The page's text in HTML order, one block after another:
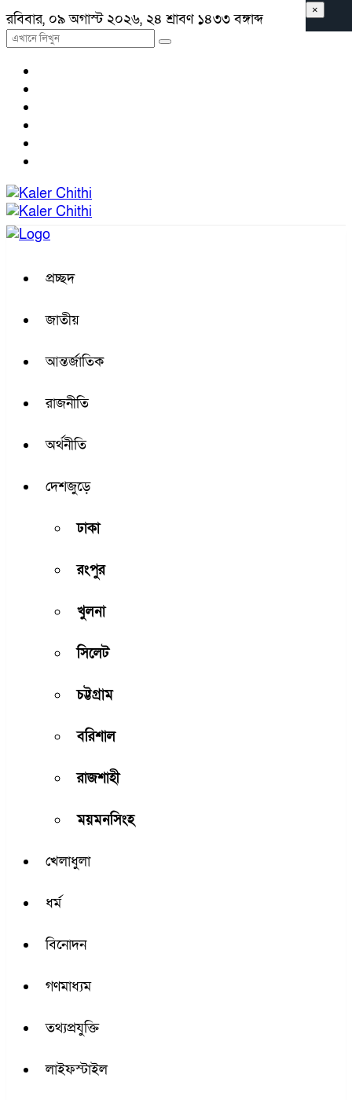
রবিবার, ০৯ অগাস্ট ২০২৬, ২৪ শ্রাবণ ১৪৩৩ বঙ্গাব্দ
প্রচ্ছদ
জাতীয়
আন্তর্জাতিক
রাজনীতি
অর্থনীতি
দেশজুড়ে
ঢাকা
রংপুর
খুলনা
সিলেট
চট্টগ্রাম
বরিশাল
রাজশাহী
ময়মনসিংহ
খেলাধুলা
ধর্ম
বিনোদন
গণমাধ্যম
তথ্যপ্রযুক্তি
লাইফস্টাইল
×